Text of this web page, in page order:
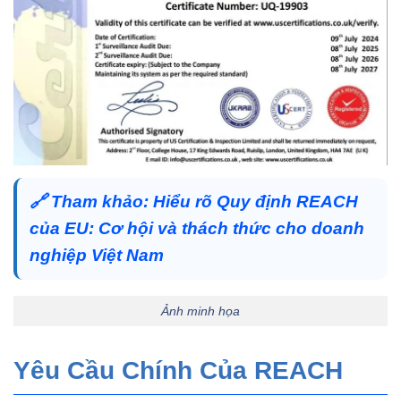
🔗Tham khảo: Hiểu rõ Quy định REACH
của EU: Cơ hội và thách thức cho doanh
nghiệp Việt Nam
Ảnh minh họa
Yêu Cầu Chính Của REACH